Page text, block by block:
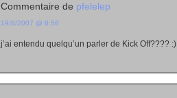
Commentaire de pfelelep
19/8/2007 @ 8:58
j’ai entendu quelqu’un parler de Kick Off???? :)